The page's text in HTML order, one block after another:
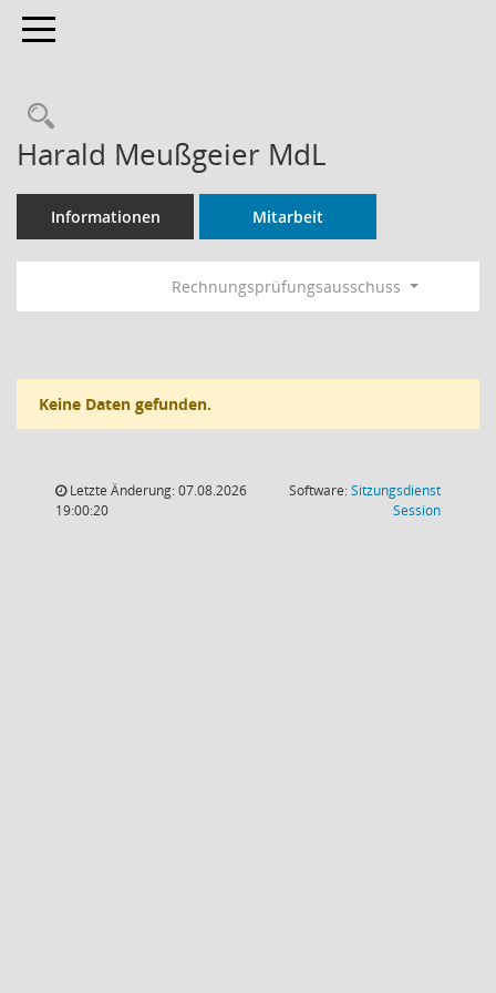
Toggle navigation
Rechercheauswahl
Harald Meußgeier MdL
Informationen Mitarbeit
Rechnungsprüfungsausschuss
Keine Daten gefunden.
Letzte Änderung: 07.08.2026
19:00:20
Software:Sitzungsdienst
Session(Wird in